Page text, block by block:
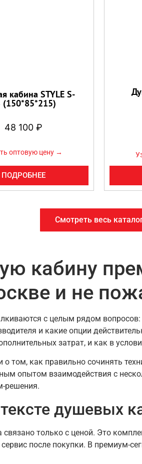
кабина STYLE S-
(150*85*215)
48 100 ₽
оптовую цену →
ПОДРОБНЕЕ
Смотреть весь
кабину
и не
с целым рядом вопросов:
и какие опции
затрат, и как в
о том, как правильно сочинять
опытом взаимодействия с
решения.
душевых
только с ценой. Это
после покупки. В премиум-